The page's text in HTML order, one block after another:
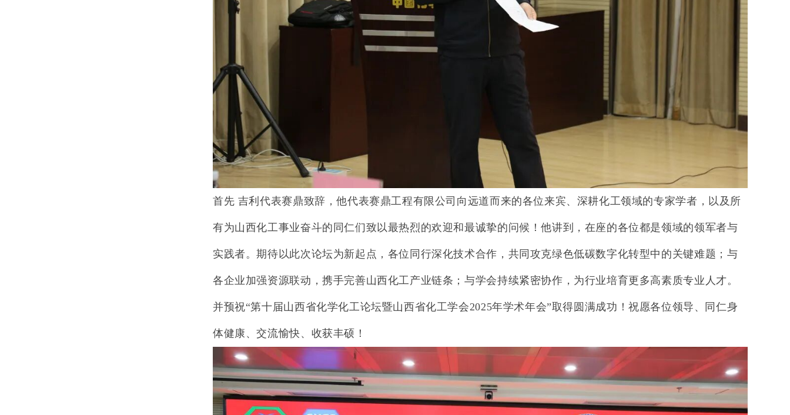
首先 吉利代表赛鼎致辞，他代表赛鼎工程有限公司向远道而来的各位来宾、深耕化工领域的专家学者，以及所
有为山西化工事业奋斗的同仁们致以最热烈的欢迎和最诚挚的问候！他讲到，在座的各位都是领域的领军者与
实践者。期待以此次论坛为新起点，各位同行深化技术合作，共同攻克绿色低碳数字化转型中的关键难题；与
各企业加强资源联动，携手完善山西化工产业链条；与学会持续紧密协作，为行业培育更多高素质专业人才。
并预祝“第十届山西省化学化工论坛暨山西省化工学会2025年学术年会”取得圆满成功！祝愿各位领导、同仁身
体健康、交流愉快、收获丰硕！